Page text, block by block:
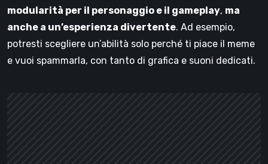
modularità per il personaggio e il gameplay, ma
anche a un’esperienza divertente. Ad esempio,
potresti scegliere un’abilità solo perché ti piace il meme
e vuoi spammarla, con tanto di grafica e suoni dedicati.